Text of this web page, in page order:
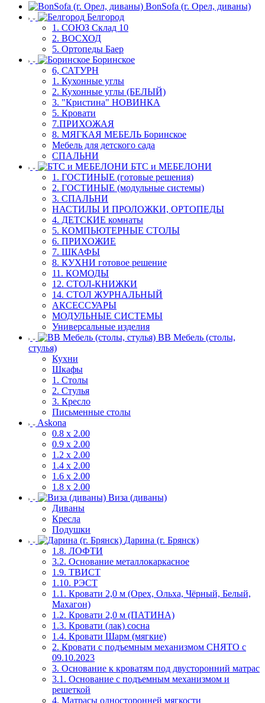
BonSofa (г. Орел, диваны)
Белгород
1. СОЮЗ Склад 10
2. ВОСХОД
5. Ортопеды Баер
Боринское
6, САТУРН
1. Кухонные углы
2. Кухонные углы (БЕЛЫЙ)
3. "Кристина" НОВИНКА
5. Кровати
7.ПРИХОЖАЯ
8. МЯГКАЯ МЕБЕЛЬ Боринское
Мебель для детского сада
СПАЛЬНИ
БТС и МЕБЕЛОНИ
1. ГОСТИНЫЕ (готовые решения)
2. ГОСТИНЫЕ (модульные системы)
3. СПАЛЬНИ
НАСТИЛЫ И ПРОЛОЖКИ, ОРТОПЕДЫ
4. ДЕТСКИЕ комнаты
5. КОМПЬЮТЕРНЫЕ СТОЛЫ
6. ПРИХОЖИЕ
7. ШКАФЫ
8. КУХНИ готовое решение
11. КОМОДЫ
12. СТОЛ-КНИЖКИ
14. СТОЛ ЖУРНАЛЬНЫЙ
АКСЕССУАРЫ
МОДУЛЬНЫЕ СИСТЕМЫ
Универсальные изделия
ВВ Мебель (столы,
стулья)
Кухни
Шкафы
1. Столы
2. Стулья
3. Кресло
Письменные столы
Askona
0.8 х 2.00
0.9 х 2.00
1.2 х 2.00
1.4 х 2.00
1.6 х 2.00
1.8 х 2.00
Виза (диваны)
Диваны
Кресла
Подушки
Дарина (г. Брянск)
1.8. ЛОФТИ
3.2. Основание металлокаркасное
1.9. ТВИСТ
1.10. РЭСТ
1.1. Кровати 2,0 м (Орех, Ольха, Чёрный, Белый,
Махагон)
1.2. Кровати 2,0 м (ПАТИНА)
1.3. Кровати (лак) сосна
1.4. Кровати Шарм (мягкие)
2. Кровати с подъемным механизмом СНЯТО с
09.10.2023
3. Основание к кроватям под двусторонний матрас
3.1. Основание с подъемным механизмом и
решеткой
4. Матрасы односторонней мягкости